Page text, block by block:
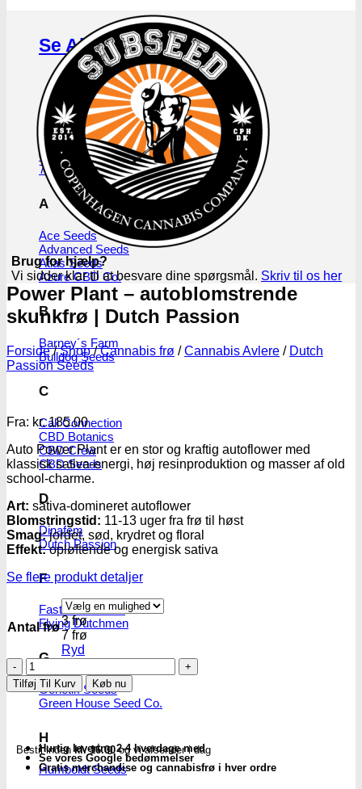
Se Alle Brands
123
00 Seeds
710 Genetics
A
Ace Seeds
Advanced Seeds
Atlas Seeds
Azure CBD Co.
B
Barney´s Farm
Bulldog Seeds
C
Cali Connection
CBD Botanics
CBD Crew
CBD Seeds
D
Dinafem
Dutch Passion
F
Fastbuds Seeds
Flying Dutchmen
G
Genetik Seeds
Green House Seed Co.
H
Humboldt Seeds
Brug for hjælp?
Vi sidder klar til at besvare dine spørgsmål. Skriv til os her
Power Plant – autoblomstrende
skunkfrø | Dutch Passion
Forside / Shop / Cannabis frø / Cannabis Avlere / Dutch
Passion Seeds
Fra: kr.185.00
Auto Power Plant er en stor og kraftig autoflower med
klassisk sativa-energi, høj resinproduktion og masser af old
school-charme.
Art: sativa-domineret autoflower
Blomstringstid: 11-13 uger fra frø til høst
Smag:jordet, sød, krydret og floral
Effekt:opløftende og energisk sativa
Se flere produkt detaljer
Antal frø3 frø
7 frø
Ryd
Power
Plant
-
autoblomstrende
Dutch
Passion
Tilføj Til Kurv Køb nu
Bestil indenkl. 16.00og vi afsender i dag
Hurtig levering 2-4 hverdage med
Se vores Google bedømmelser
Gratis merchandise og cannabisfrø i hver ordre